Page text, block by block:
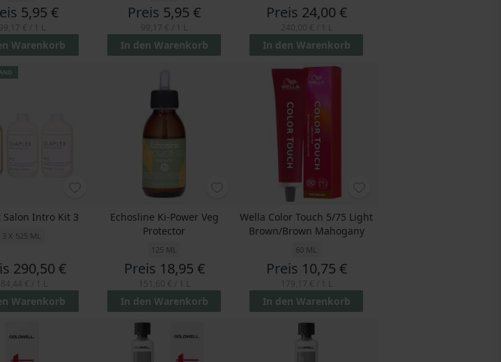
5,95 €
Warenkorb
Preis 5,95 €
In den Warenkorb
Preis 24,00 €
In den Warenkorb
Salon Intro Kit 3
3 X 525 ML
290,50 €
Warenkorb
Echosline Ki-Power Veg
Protector
125 ML
Preis 18,95 €
In den Warenkorb
Wella Color Touch 5/75 Light
Brown/Brown Mahogany
60 ML
Preis 10,75 €
In den Warenkorb